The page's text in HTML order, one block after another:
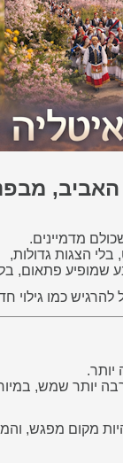
מדמיינים.
הצגות גדולות,
שמופיע פתאום,
כמו גילוי
יותר שמש,
מקום מפגש,